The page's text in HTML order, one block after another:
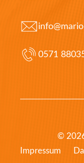
0571
©
Impressum